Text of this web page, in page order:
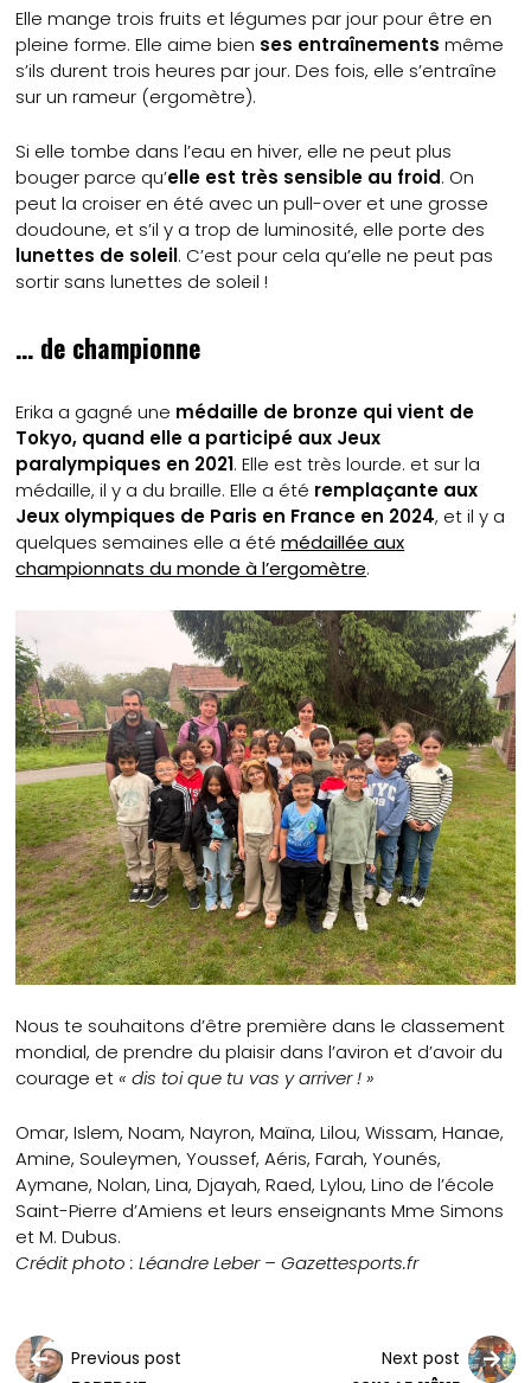
Elle mange trois fruits et légumes par jour pour être en
pleine forme. Elle aime bien ses entraînements même
s’ils durent trois heures par jour. Des fois, elle s’entraîne
sur un rameur (ergomètre).
Si elle tombe dans l’eau en hiver, elle ne peut plus
bouger parce qu’elle est très sensible au froid. On
peut la croiser en été avec un pull-over et une grosse
doudoune, et s’il y a trop de luminosité, elle porte des
lunettes de soleil. C’est pour cela qu’elle ne peut pas
sortir sans lunettes de soleil !
… de championne
Erika a gagné une médaille de bronze qui vient de
Tokyo, quand elle a participé aux Jeux
paralympiques en 2021. Elle est très lourde. et sur la
médaille, il y a du braille. Elle a été remplaçante aux
Jeux olympiques de Paris en France en 2024, et il y a
quelques semaines elle a étémédaillée aux
championnats du monde à l’ergomètre.
Nous te souhaitons d’être première dans le classement
mondial, de prendre du plaisir dans l’aviron et d’avoir du
courage et« dis toi que tu vas y arriver ! »
Omar, Islem, Noam, Nayron, Maïna, Lilou, Wissam, Hanae,
Amine, Souleymen, Youssef, Aéris, Farah, Younés,
Aymane, Nolan, Lina, Djayah, Raed, Lylou, Lino de l’école
Saint-Pierre d’Amiens et leurs enseignants Mme Simons
et M. Dubus.
Crédit photo : Léandre Leber – Gazettesports.fr
Previous post Next post